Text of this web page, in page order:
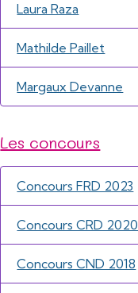
Laura Raza
Mathilde Paillet
Margaux Devanne
Les concours
Concours FRD 2023
Concours CRD 2020
Concours CND 2018